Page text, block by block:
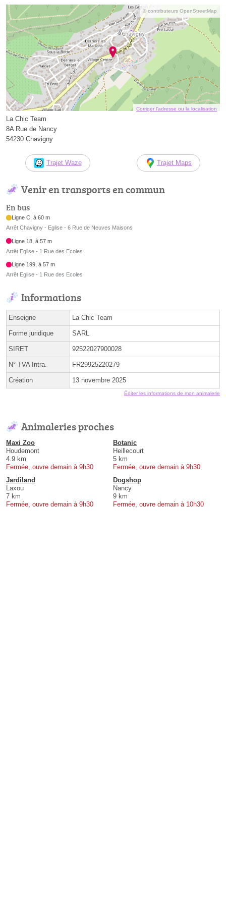
© contributeurs OpenStreetMap
Corriger l’adresse ou la localisation
La Chic Team
8A Rue de Nancy
54230 Chavigny
Trajet Waze Trajet Maps
Venir en transports en commun
En bus
Ligne C, à 60 m
Arrêt Chavigny - Eglise - 6 Rue de Neuves Maisons
Ligne 18, à 57 m
Arrêt Eglise - 1 Rue des Ecoles
Ligne 199, à 57 m
Arrêt Eglise - 1 Rue des Ecoles
Informations
Enseigne La Chic Team
Forme juridique SARL
SIRET 92522027900028
N° TVA Intra. FR29925220279
Création 13 novembre 2025
Éditer les informations de mon animalerie
Animaleries proches
Maxi Zoo
Houdemont
4.9 km
Fermée, ouvre demain à 9h30
Botanic
Heillecourt
5 km
Fermée, ouvre demain à 9h30
Jardiland
Laxou
7 km
Fermée, ouvre demain à 9h30
Dogshop
Nancy
9 km
Fermée, ouvre demain à 10h30